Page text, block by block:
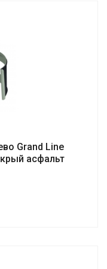
Grand Line
асфальт